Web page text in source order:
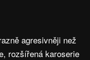
agresivněji než
rozšířená karoserie